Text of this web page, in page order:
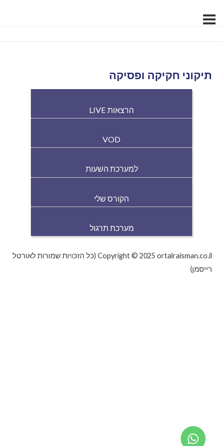
תיקוני חקיקה ופסיקה
הרצאות LIVE
VOD
למערכת השעות
הקורס שלי
מערכת תרגול
Copyright © 2025 ortalraisman.co.il (כל הזכויות שמורות לאורטל
רייסמן)